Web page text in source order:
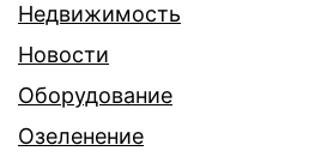
Недвижимость
Новости
Оборудование
Озеленение